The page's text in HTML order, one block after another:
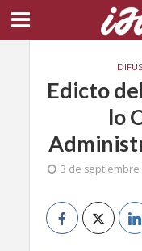
Edicto
lo
3 de septiembre